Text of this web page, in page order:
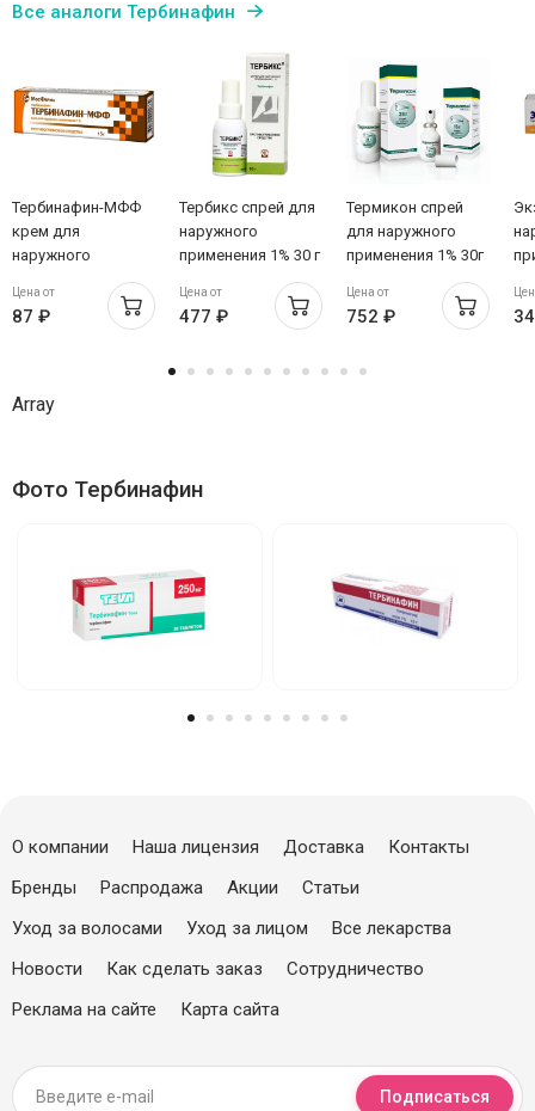
Все аналоги Тербинафин
Тербинафин-МФФ
крем для
наружного
применения 1% 15г
Цена от
87 ₽
Тербикс спрей для
наружного
применения 1% 30 г
Алтайвитамины
Цена от
477 ₽
Термикон спрей
для наружного
применения 1% 30г
Цена от
752 ₽
Array
Фото Тербинафин
О компании Наша лицензия Доставка
Контакты
Бренды
Распродажа Акции
Статьи
Уход за волосами
Уход за лицом
Все лекарства
Новости
Как сделать заказ
Сотрудничество
Реклама на сайте
Карта сайта
Подписаться